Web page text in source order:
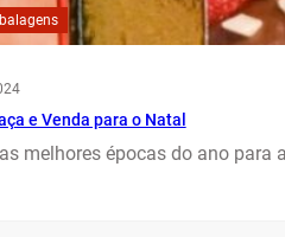
e Venda para o Natal
melhores épocas do ano